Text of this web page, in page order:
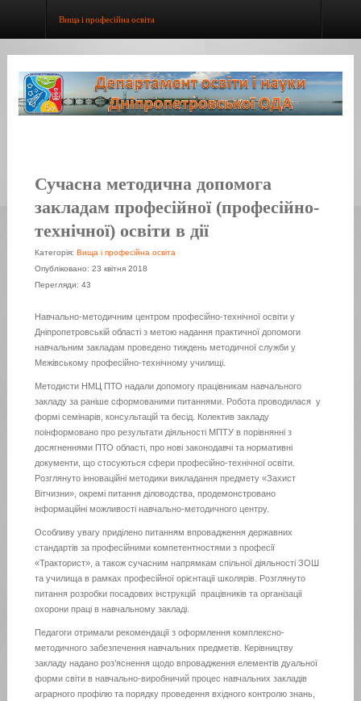
Вища і професійна освіта
Сучасна методична допомога
закладам професійної (професійно-
технічної) освіти в дії
Категорія: Вища і професійна освіта
Опубліковано: 23 квітня 2018
Перегляди: 43
Навчально-методичним центром професійно-технічної освіти у
Дніпропетровській області з метою надання практичної допомоги
навчальним закладам проведено тиждень методичної служби у
Межівському професійно-технічному училищі.
Методисти НМЦ ПТО надали допомогу працівникам навчального
закладу за раніше сформованими питаннями. Робота проводилася у
формі семінарів, консультацій та бесід. Колектив закладу
поінформовано про результати діяльності МПТУ в порівнянні з
досягненнями ПТО області, про нові законодавчі та нормативні
документи, що стосуються сфери професійно-технічної освіти.
Розглянуто інноваційні методики викладання предмету «Захист
Вітчизни», окремі питання діловодства, продемонстровано
інформаційні можливості навчально-методичного центру.
Особливу увагу приділено питанням впровадження державних
стандартів за професійними компетентностями з професії
«Тракторист», а також сучасним напрямкам спільної діяльності ЗОШ
та училища в рамках професійної орієнтації школярів. Розглянуто
питання розробки посадових інструкцій працівників та організації
охорони праці в навчальному закладі.
Педагоги отримали рекомендації з оформлення комплексно-
методичного забезпечення навчальних предметів. Керівництву
закладу надано роз’яснення щодо впровадження елементів дуальної
форми світи в навчально-виробничий процес навчальних закладів
аграрного профілю та порядку проведення вхідного контролю знань,